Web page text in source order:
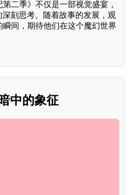
二季》不仅是一部视觉盛宴，
刻思考。随着故事的发展，观
间，期待他们在这个魔幻世界
中的象征